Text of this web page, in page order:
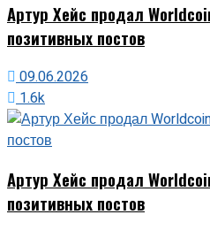
Артур Хейс продал
позитивных постов
09.06.2026
1.6k
Артур Хейс продал
позитивных постов